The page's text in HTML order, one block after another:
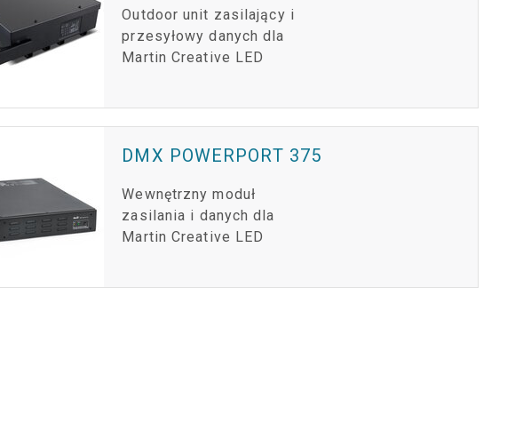
Outdoor unit zasilający i
przesyłowy danych dla
Martin Creative LED
DMX POWERPORT 375
Wewnętrzny moduł
zasilania i danych dla
Martin Creative LED